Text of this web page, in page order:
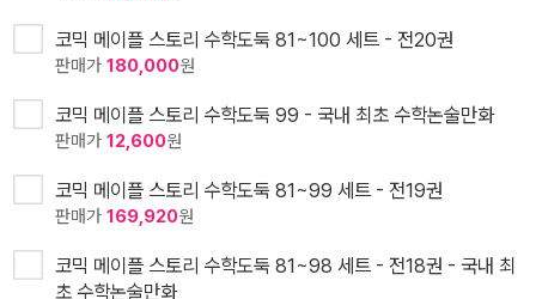
코믹 메이플 스토리 수학도둑 81~100 세트 - 전20권
판매가 180,000원
코믹 메이플 스토리 수학도둑 99 - 국내 최초 수학논술만화
판매가 12,600원
코믹 메이플 스토리 수학도둑 81~99 세트 - 전19권
판매가 169,920원
코믹 메이플 스토리 수학도둑 81~98 세트 - 전18권 - 국내 최
초 수학논술만화